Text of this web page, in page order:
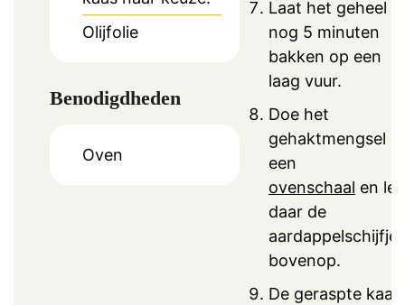
Olijfolie
Benodigdheden
Oven
Laat het geheel
nog 5 minuten
bakken op een
laag vuur.
Doe het
gehaktmengsel in
een
ovenschaal en leg
daar de
aardappelschijfjes
bovenop.
De geraspte kaas